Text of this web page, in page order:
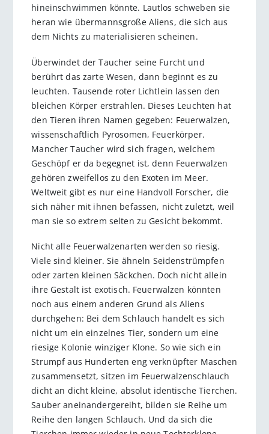
hineinschwimmen könnte. Lautlos schweben sie
heran wie übermannsgroße Aliens, die sich aus
dem Nichts zu materialisieren scheinen.
Überwindet der Taucher seine Furcht und
berührt das zarte Wesen, dann be­ginnt es zu
leuchten. Tausende roter Lichtlein lassen den
bleichen Körper erstrahlen. Dieses Leuchten hat
den Tieren ihren Namen gegeben: Feuerwalzen,
wissenschaftlich Pyrosomen, Feuerkörper.
Mancher Taucher wird sich fragen, welchem
Geschöpf er da begegnet ist, denn Feuerwalzen
gehören zweifellos zu den Exoten im Meer.
Weltweit gibt es nur eine Handvoll Forscher, die
sich näher mit ihnen befassen, nicht zuletzt, weil
man sie so extrem selten zu Gesicht bekommt.
Nicht alle Feuerwalzenarten werden so riesig.
Viele sind kleiner. Sie ähneln Seidenstrümpfen
oder zarten kleinen Säckchen. Doch nicht allein
ihre Gestalt ist exotisch. Feuerwalzen könnten
noch aus einem anderen Grund als Aliens
durchgehen: Bei dem Schlauch handelt es sich
nicht um ein einzelnes Tier, sondern um eine
riesige Kolonie winziger Klone. So wie sich ein
Strumpf aus Hunderten eng verknüpfter Maschen
zusammensetzt, sitzen im Feuerwalzenschlauch
dicht an dicht kleine, absolut identische Tierchen.
Sauber aneinandergereiht, bilden sie Reihe um
Reihe den langen Schlauch. Und da sich die